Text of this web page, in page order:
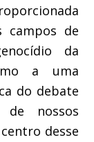
campos de
da
a uma
do debate
nossos
desse